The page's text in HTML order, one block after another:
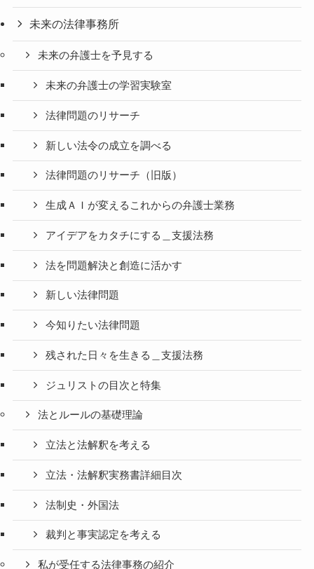
未来の法律事務所
未来の弁護士を予見する
未来の弁護士の学習実験室
法律問題のリサーチ
新しい法令の成立を調べる
法律問題のリサーチ（旧版）
生成ＡＩが変えるこれからの弁護士業務
アイデアをカタチにする＿支援法務
法を問題解決と創造に活かす
新しい法律問題
今知りたい法律問題
残された日々を生きる＿支援法務
ジュリストの目次と特集
法とルールの基礎理論
立法と法解釈を考える
立法・法解釈実務書詳細目次
法制史・外国法
裁判と事実認定を考える
私が受任する法律事務の紹介